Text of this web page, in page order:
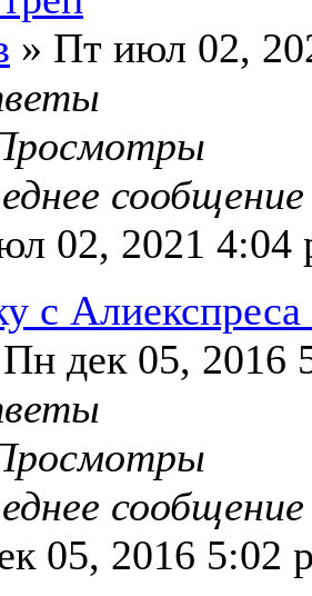
» Пт июл 02,
02, 2021 4:04
с Алиекспреса
дек 05, 2016
05, 2016 5:02